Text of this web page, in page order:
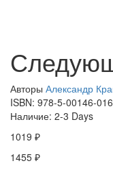
Авторы Александр
ISBN: 978-5-00146-
Наличие: 2-3 Days
1019 ₽
1455 ₽